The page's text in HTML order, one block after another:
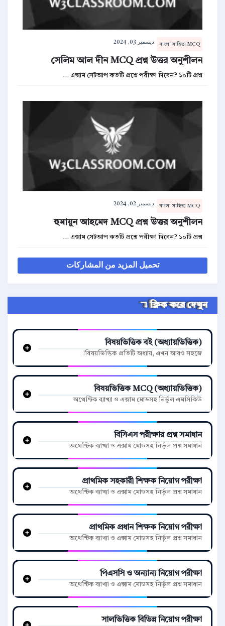
বাংলা সাহিত্য MCQ ديسمبر 03, 2024
সেলিম আল দীন MCQ প্রশ্ন উত্তর অনুশীলন
এক্সাম সেটআপ কতটি প্রশ্নে পরীক্ষা দিবেন? ১০টি প্রশ্ন …
বাংলা সাহিত্য MCQ ديسمبر 02, 2024
হুমায়ুন আহমেদ MCQ প্রশ্ন উত্তর অনুশীলন
এক্সাম সেটআপ কতটি প্রশ্নে পরীক্ষা দিবেন? ১০টি প্রশ্ন …
تحميل المزيد من المشاركات
ক্লিক করে দেখুন ↴
বিষয়ভিত্তিক বই (অধ্যায়ভিত্তিক)
বিষয়ভিত্তিক প্রতিটি অধ্যায়, এখন আরও সহজে!
বিষয়ভিত্তিক MCQ (অধ্যায়ভিত্তিক)
অথেন্টিক ব্যাখ্যা ও এক্সাম মোডসহ নির্ভুল এমসিকিউ
বিসিএস পরীক্ষার প্রশ্ন সমাধান
অথেন্টিক ব্যাখ্যা ও এক্সাম মোডসহ নির্ভুল প্রশ্ন সমাধান
প্রাথমিক সহকারী শিক্ষক নিয়োগ পরীক্ষা
অথেন্টিক ব্যাখ্যা ও এক্সাম মোডসহ নির্ভুল প্রশ্ন সমাধান
প্রাথমিক প্রধান শিক্ষক নিয়োগ পরীক্ষা
অথেন্টিক ব্যাখ্যা ও এক্সাম মোডসহ নির্ভুল প্রশ্ন সমাধান
পিএসসি ও অন্যান্য নিয়োগ পরীক্ষা
অথেন্টিক ব্যাখ্যা ও এক্সাম মোডসহ নির্ভুল প্রশ্ন সমাধান
সালভিত্তিক বিভিন্ন নিয়োগ পরীক্ষা